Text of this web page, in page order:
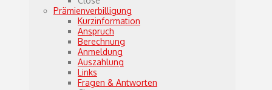
Prämienverbilligung
Kurzinformation
Anspruch
Berechnung
Anmeldung
Auszahlung
Links
Fragen & Antworten